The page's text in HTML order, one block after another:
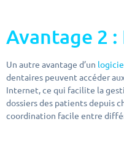
Avantage 2
Un autre avantage d’un
dentaires peuvent accéder
Internet, ce qui facilite la
dossiers des patients depuis
coordination facile entre